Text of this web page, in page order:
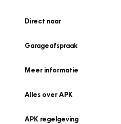
Direct naar
Garageafspraak
Meer informatie
Alles over APK
APK regelgeving